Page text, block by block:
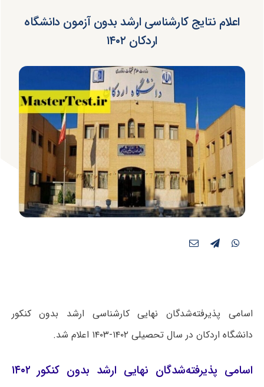
اعلام نتایج کارشناسی ارشد بدون آزمون دانشگاه
اردکان ۱۴۰۲
اسامی پذیرفته‌شدگان نهایی کارشناسی ارشد بدون کنکور
دانشگاه اردکان در سال تحصیلی ۱۴۰۲-۱۴۰۳ اعلام شد.
اسامی پذیرفته‌شدگان نهایی ارشد بدون کنکور ۱۴۰۲